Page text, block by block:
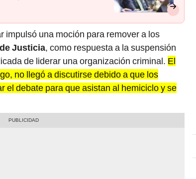
impulsó una moción para remover a los
Justicia, como respuesta a la suspensión
de liderar una organización criminal.El
no llegó a discutirse debido a que los
debate para que asistan al hemiciclo y se